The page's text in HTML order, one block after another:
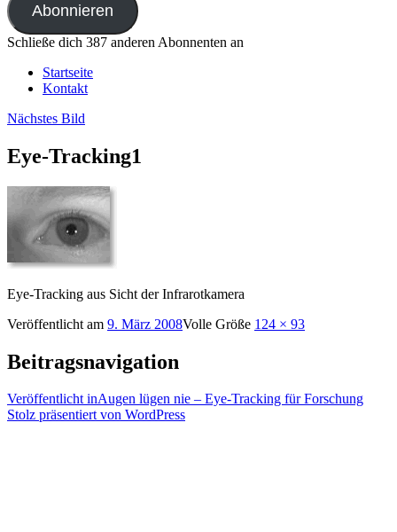
Abonnieren
Schließe dich 387 anderen Abonnenten an
Startseite
Kontakt
Nächstes Bild
Eye-Tracking1
Eye-Tracking aus Sicht der Infrarotkamera
Veröffentlicht am 9. März 2008Volle Größe 124 × 93
Beitragsnavigation
Veröffentlicht inAugen lügen nie – Eye-Tracking für Forschung
Stolz präsentiert von WordPress